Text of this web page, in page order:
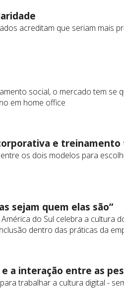
acreditam que seriam mais
social, o mercado tem se
em home office
e treinamento
os dois modelos para
sejam quem elas são”
do Sul celebra a cultura
dentro das práticas da
a interação entre as
trabalhar a cultura digital -